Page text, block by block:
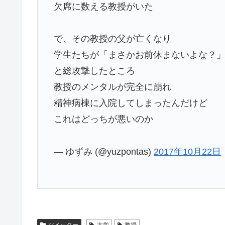
欠席に数える教授がいた
で、その教授の父が亡くなり
学生たちが「まさかお前休まないよな？
と総攻撃したところ
教授のメンタルが完全に崩れ
精神病棟に入院してしまったんだけど
これはどっちが悪いのか
— ゆずみ (@yuzpontas) 2017年10月22日